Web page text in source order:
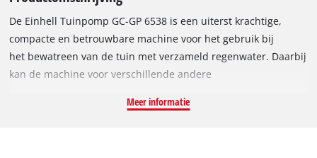
De Einhell Tuinpomp GC-GP 6538 is een uiterst krachtige,
compacte en betrouwbare machine voor het gebruik bij
het bewatreen van de tuin met verzameld regenwater. Daarbij
kan de machine voor verschillende andere
resultaten te leveren is de tuinpomp voorzien van een
Meer informatie